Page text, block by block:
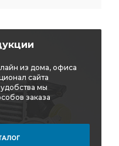
из дома, офиса
сайта
мы
заказа